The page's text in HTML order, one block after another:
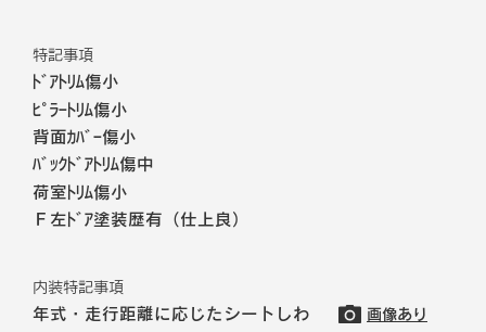
特記事項
ﾄﾞｱﾄﾘﾑ傷小
ﾋﾟﾗｰﾄﾘﾑ傷小
背面ｶﾊﾞｰ傷小
ﾊﾞｯｸﾄﾞｱﾄﾘﾑ傷中
荷室ﾄﾘﾑ傷小
Ｆ左ﾄﾞｱ塗装歴有（仕上良）
内装特記事項
年式・走行距離に応じたシートしわ 画像あり